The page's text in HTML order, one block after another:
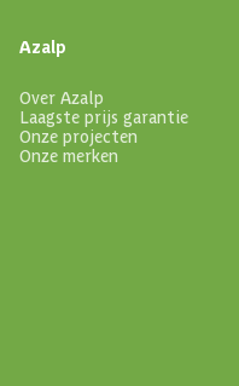
Azalp
Over Azalp
Laagste prijs garantie
Onze projecten
Onze merken